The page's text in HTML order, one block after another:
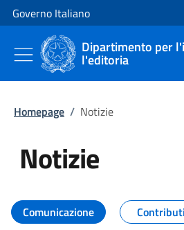
Vai al contenuto
Vai alla navigazione del sito
Governo Italiano
Dipartimento per
l'editoria
Homepage / Notizie
Notizie
Tutti i contenuti
Comunicazione
Contributi